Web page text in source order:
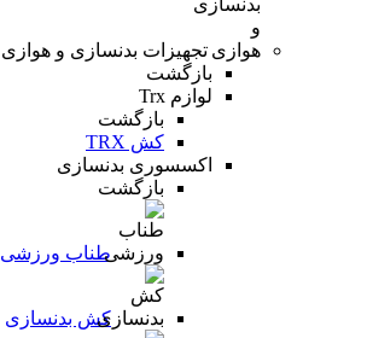
تجهیزات بدنسازی و هوازی
بازگشت
لوازم Trx
بازگشت
کش TRX
اکسسوری بدنسازی
بازگشت
طناب ورزشی
کش بدنسازی